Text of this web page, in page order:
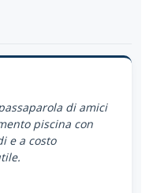
di amici
piscina con
e a costo